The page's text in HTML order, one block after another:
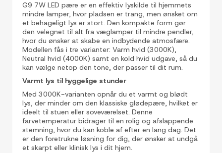
G9 7W LED pære er en effektiv lyskilde til hjemmets
mindre lamper, hvor pladsen er trang, men ønsket om
et behageligt lys er stort. Den kompakte form gør
den velegnet til alt fra væglamper til mindre pendler,
hvor du ønsker at skabe en indbydende atmosfære.
Modellen fås i tre varianter: Varm hvid (3000K),
Neutral hvid (4000K) samt en kold hvid udgave, så du
kan vælge netop den tone, der passer til dit rum.
Varmt lys til hyggelige stunder
Med 3000K-varianten opnår du et varmt og blødt
lys, der minder om den klassiske glødepære, hvilket er
ideelt til stuen eller soveværelset. Denne
farvetemperatur bidrager til en rolig og afslappende
stemning, hvor du kan koble af efter en lang dag. Det
er den foretrukne løsning for dig, der ønsker at undgå
et skarpt eller klinisk lys i dit hjem.